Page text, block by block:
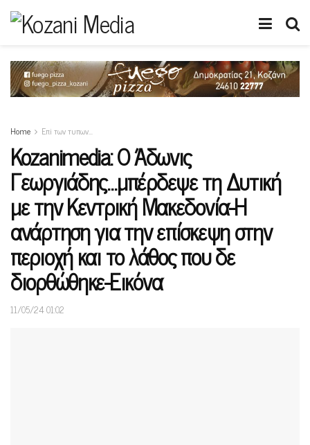
Home Επi των τυπων...
Kozanimedia: Ο Άδωνις
Γεωργιάδης…μπέρδεψε τη Δυτική
με την Κεντρική Μακεδονία-Η
ανάρτηση για την επίσκεψη στην
περιοχή και το λάθος που δε
διορθώθηκε-Εικόνα
11/05/24 01:02